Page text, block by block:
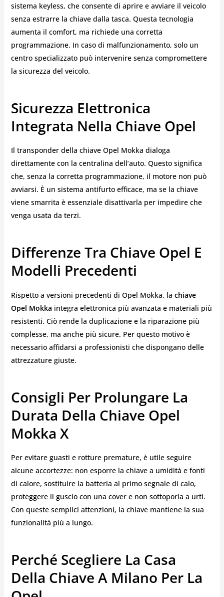
sistema keyless, che consente di aprire e avviare il veicolo
senza estrarre la chiave dalla tasca. Questa tecnologia
aumenta il comfort, ma richiede una corretta
programmazione. In caso di malfunzionamento, solo un
centro specializzato può intervenire senza compromettere
la sicurezza del veicolo.
Sicurezza Elettronica
Integrata Nella Chiave Opel
Il transponder della chiave Opel Mokka dialoga
direttamente con la centralina dell’auto. Questo significa
che, senza la corretta programmazione, il motore non può
avviarsi. È un sistema antifurto efficace, ma se la chiave
viene smarrita è essenziale disattivarla per impedire che
venga usata da terzi.
Differenze Tra Chiave Opel E
Modelli Precedenti
Rispetto a versioni precedenti di Opel Mokka, la chiave
Opel Mokka integra elettronica più avanzata e materiali più
resistenti. Ciò rende la duplicazione e la riparazione più
complesse, ma anche più sicure. Per questo motivo è
necessario affidarsi a professionisti che dispongano delle
attrezzature giuste.
Consigli Per Prolungare La
Durata Della Chiave Opel
Mokka X
Per evitare guasti e rotture premature, è utile seguire
alcune accortezze: non esporre la chiave a umidità e fonti
di calore, sostituire la batteria al primo segnale di calo,
proteggere il guscio con una cover e non sottoporla a urti.
Con queste semplici attenzioni, la chiave mantiene la sua
funzionalità più a lungo.
Perché Scegliere La Casa
Della Chiave A Milano Per La